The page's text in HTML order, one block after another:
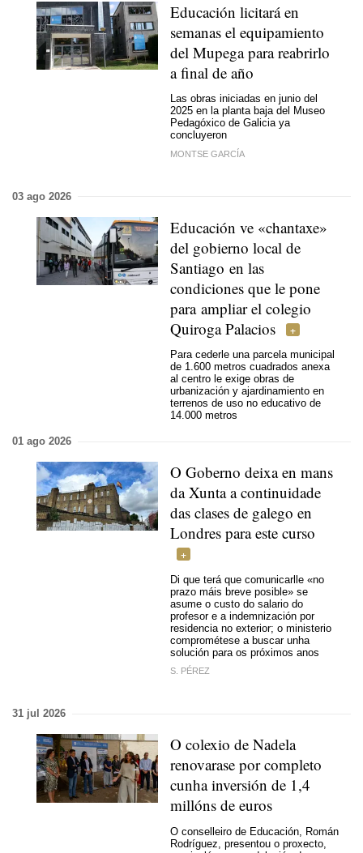
Educación licitará en
semanas el equipamiento
del Mupega para reabrirlo
a final de año
Las obras iniciadas en junio del
2025 en la planta baja del Museo
Pedagóxico de Galicia ya
concluyeron
MONTSE GARCÍA
03 ago 2026
Educación ve «chantaxe»
del gobierno local de
Santiago en las
condiciones que le pone
para ampliar el colegio
Quiroga Palacios
Para cederle una parcela municipal
de 1.600 metros cuadrados anexa
al centro le exige obras de
urbanización y ajardinamiento en
terrenos de uso no educativo de
14.000 metros
01 ago 2026
O Goberno deixa en mans
da Xunta a continuidade
das clases de galego en
Londres para este curso
Di que terá que comunicarlle «no
prazo máis breve posible» se
asume o custo do salario do
profesor e a indemnización por
residencia no exterior; o ministerio
comprométese a buscar unha
solución para os próximos anos
S. PÉREZ
31 jul 2026
O colexio de Nadela
renovarase por completo
cunha inversión de 1,4
millóns de euros
O conselleiro de Educación, Román
Rodríguez, presentou o proxecto,